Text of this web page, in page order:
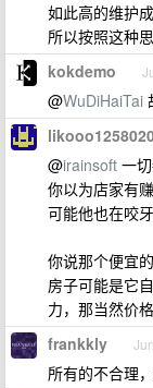
如此高的维护
所以按照这种
kokdemo
@WuDiHaiTai
@irainsoft 一
你以为店家有赚
可能他也在咬
你说那个便宜
房子可能是它
力，那当然价
frankkly
所有的不合理